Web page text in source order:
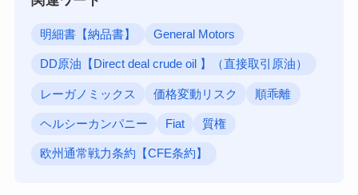
明細書【納品書】 General Motors
DD原油【Direct deal crude oil 】（直接取引原油）
レーガノミックス 価格変動リスク 順乖離
ヘルシーカンパニー Fiat 質権
欧州通常戦力条約【CFE条約】